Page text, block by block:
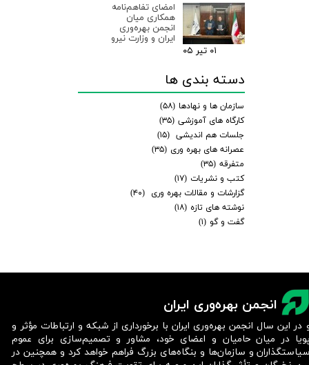
امضای تفاهم‌نامه
همکاری میان
انجمن بهره‌وری
ایران و وزارت نیرو
۰۱ تیر ۰۵
دسته بندی ها
سازمان ها و نهادها (۵۸)
کارگاه های آموزشی (۳۵)
جلسات هم اندیشی (۱۵)
عصرانه های بهره وری (۳۵)
متفرقه (۳۵)
کتب و نشریات (۱۷)
گزارشات و مقالات بهره وری
(۴۰)
نوشته های تازه (۱۸)
گفت و گو (۱)
انجمن بهره‌وری ایران
در این سال انجمن بهره‌وری ایران با برخورداری از شبکه و ارتباطات مؤثر و
در میان حامیان و اعضای خود، مشاور و تصمیم‌سازی برای عموم
و سازمان‌ها و بنگاه‌های بزرگ فراهم خواهد کرد و همچنین در